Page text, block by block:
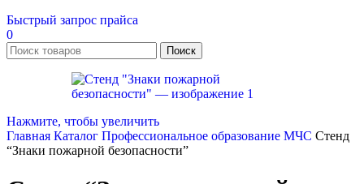
Быстрый запрос прайса
0
Поиск
Нажмите, чтобы увеличить
Главная Каталог Профессиональное образование МЧС Стенд
“Знаки пожарной безопасности”